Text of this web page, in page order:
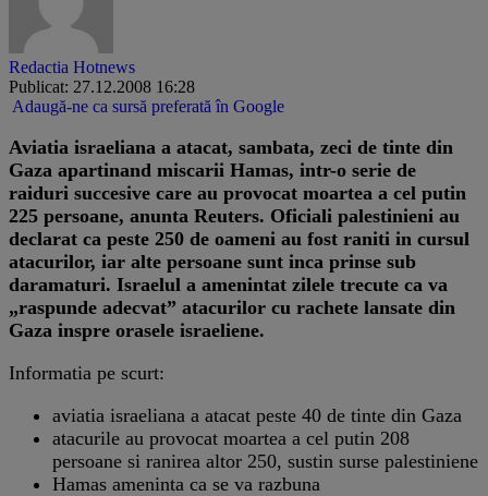
Redactia Hotnews
Publicat: 27.12.2008 16:28
Adaugă-ne ca sursă preferată în Google
Aviatia israeliana a atacat, sambata, zeci de tinte din
Gaza apartinand miscarii Hamas, intr-o serie de
raiduri succesive care au provocat moartea a cel putin
225 persoane, anunta Reuters. Oficiali palestinieni au
declarat ca peste 250 de oameni au fost raniti in cursul
atacurilor, iar alte persoane sunt inca prinse sub
daramaturi. Israelul a amenintat zilele trecute ca va
„raspunde adecvat” atacurilor cu rachete lansate din
Gaza inspre orasele israeliene.
Informatia pe scurt:
aviatia israeliana a atacat peste 40 de tinte din Gaza
atacurile au provocat moartea a cel putin 208
persoane si ranirea altor 250, sustin surse palestiniene
Hamas ameninta ca se va razbuna